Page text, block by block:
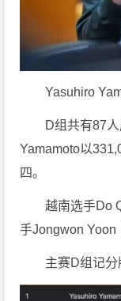
Yasuhiro
D组共有87
Yamamoto以
四。
越南选手Do
手Jongwon Yoon
主赛D组记分